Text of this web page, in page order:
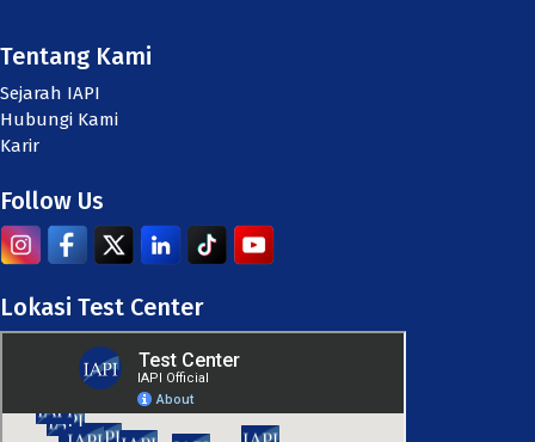
Tentang Kami
Sejarah IAPI
Hubungi Kami
Karir
Follow Us
Lokasi Test Center